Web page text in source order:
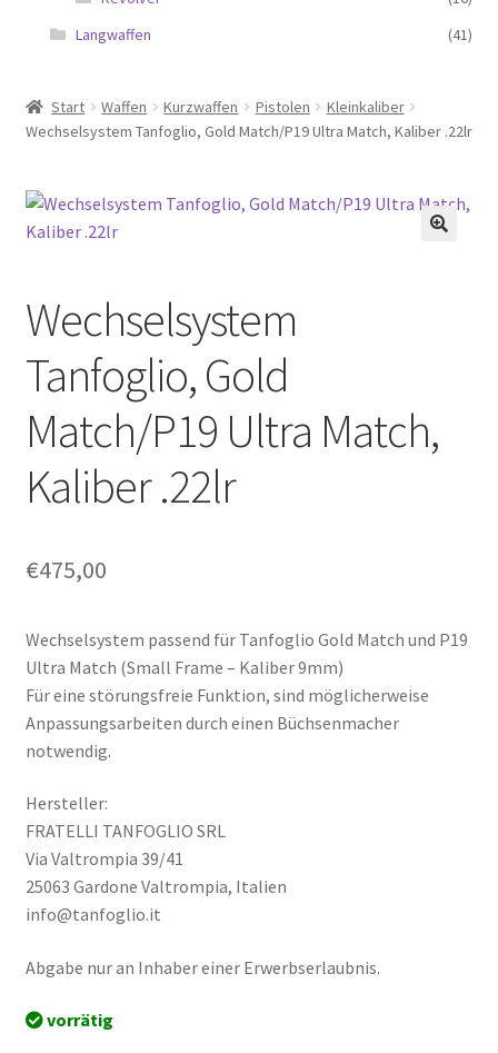
Langwaffen
(41)
Start Waffen Kurzwaffen Pistolen
Kleinkaliber
Wechselsystem Tanfoglio, Gold Match/P19 Ultra Match, Kaliber .22lr
Wechselsystem
Tanfoglio, Gold
Match/P19 Ultra Match,
Kaliber .22lr
€475,00
Wechselsystem passend für Tanfoglio Gold Match und P19
Ultra Match (Small Frame – Kaliber 9mm)
Für eine störungsfreie Funktion, sind möglicherweise
Anpassungsarbeiten durch einen Büchsenmacher
notwendig.
Hersteller:
FRATELLI TANFOGLIO SRL
Via Valtrompia 39/41
25063 Gardone Valtrompia, Italien
info@tanfoglio.it
Abgabe nur an Inhaber einer Erwerbserlaubnis.
vorrätig